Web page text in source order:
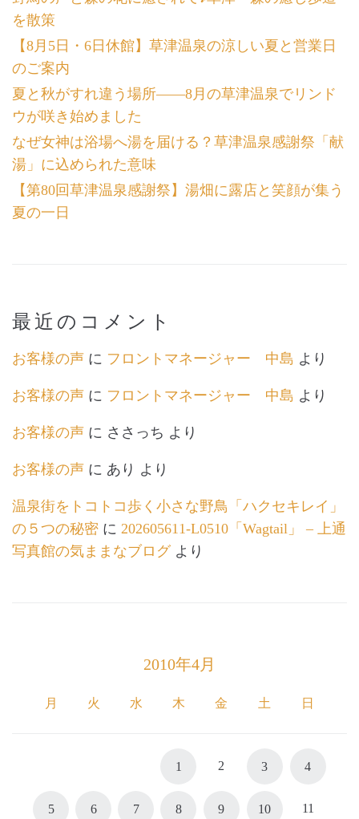
を散策
【8月5日・6日休館】草津温泉の涼しい夏と営業日
のご案内
夏と秋がすれ違う場所――8月の草津温泉でリンド
ウが咲き始めました
なぜ女神は浴場へ湯を届ける？草津温泉感謝祭「献
湯」に込められた意味
【第80回草津温泉感謝祭】湯畑に露店と笑顔が集う
夏の一日
最近のコメント
お客様の声 に フロントマネージャー 中島 より
お客様の声 に フロントマネージャー 中島 より
お客様の声 に ささっち より
お客様の声 に あり より
温泉街をトコトコ歩く小さな野鳥「ハクセキレイ」
の５つの秘密 に 202605611-L0510「Wagtail」 – 上通
写真館の気ままなブログより
2010年4月
月 火 水 木 金 土 日
1 2 3 4
5 6 7 8 9 10 11